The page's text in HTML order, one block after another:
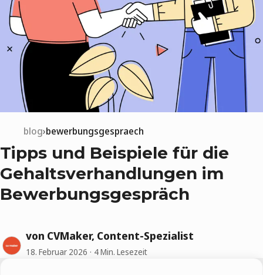
blog bewerbungsgespraech
Tipps und Beispiele für die
Gehaltsverhandlungen im
Bewerbungsgespräch
von CVMaker, Content-Spezialist
18. Februar 2026 4 Min. Lesezeit